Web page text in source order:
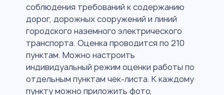
соблюдения требований к содержанию
дорог, дорожных сооружений и линий
городского наземного электрического
транспорта. Оценка проводится по 210
пунктам. Можно настроить
индивидуальный режим оценки работы по
отдельным пунктам чек-листа. К каждому
пункту можно приложить фото,